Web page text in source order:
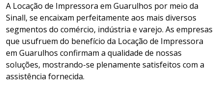
A Locação de Impressora em Guarulhos por meio da
Sinall, se encaixam perfeitamente aos mais diversos
segmentos do comércio, indústria e varejo. As empresas
que usufruem do benefício da Locação de Impressora
em Guarulhos confirmam a qualidade de nossas
soluções, mostrando-se plenamente satisfeitos com a
assistência fornecida.